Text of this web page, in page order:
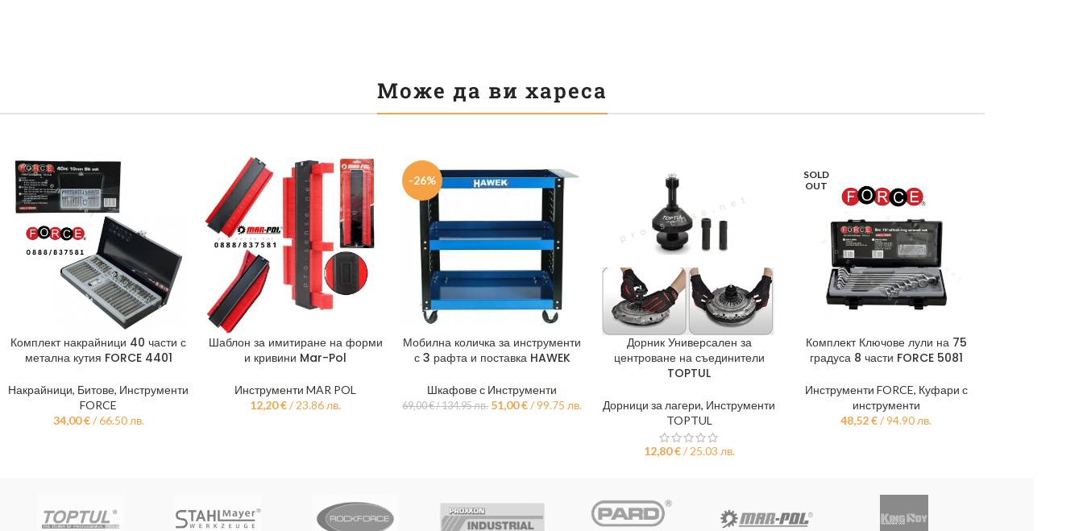
Може да ви хареса
ДОБАВЯНЕ В КОЛИЧКАТА
Комплект накрайници 40 части с
метална кутия FORCE 4401
Накрайници, Битове, Инструменти
FORCE
34,00€/ 66.50 лв.
ДОБАВЯНЕ В КОЛИЧКАТА
Шаблон за имитиране на форми
и кривини Mar-Pol
Инструменти MAR POL
12,20€/ 23.86 лв.
-26%
ДОБАВЯНЕ В КОЛИЧКАТА
Мобилна количка за инструменти
с 3 рафта и поставка HAWEK
Шкафове с Инструменти
69,00€/ 134.95 лв. 51,00€ / 99.75 лв.
ДОБАВЯНЕ В КОЛИЧКАТА
Дорник Универсален за
центроване на съединители
TOPTUL
Дорници за лагери, Инструменти
TOPTUL
12,80€/ 25.03 лв.
SOLD
OUT
ОЩЕ
Комплект Ключове лули на 75
градуса 8 части FORCE 5081
Инструменти FORCE, Куфари с
инструменти
48,52€/ 94.90 лв.